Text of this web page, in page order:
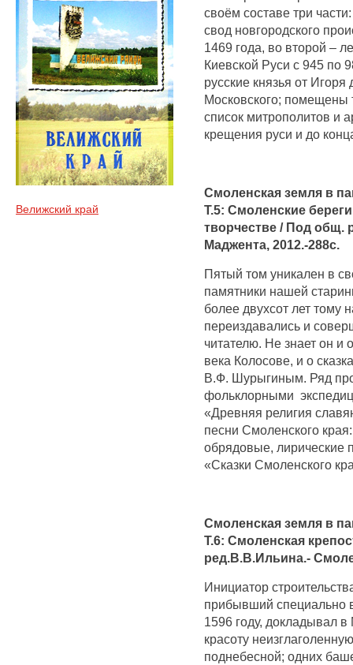
своём составе три
свод новгородского
1469 года, во второй –
Киевской Руси с 945 по
русские князья от
Московского; помещены
список митрополитов и
крещения руси и до
Смоленская земля в
Т.5: Смоленские
творчестве / Под общ.
Маджента, 2012.-288с.
Пятый том уникален в
памятники нашей
более двухсот лет тому
переиздавались и
читателю. Не знает он
века Колосове, и о
В.Ф. Шурыгиным. Ряд
фольклорными
«Древняя религия
песни Смоленского
обрядовые, лирические
«Сказки Смоленского
Смоленская земля в
Т.6: Смоленская
ред.В.В.Ильина.-
Инициатор
прибывший специально
1596 году, докладывал
красоту
поднебесной; одних
Велижский край